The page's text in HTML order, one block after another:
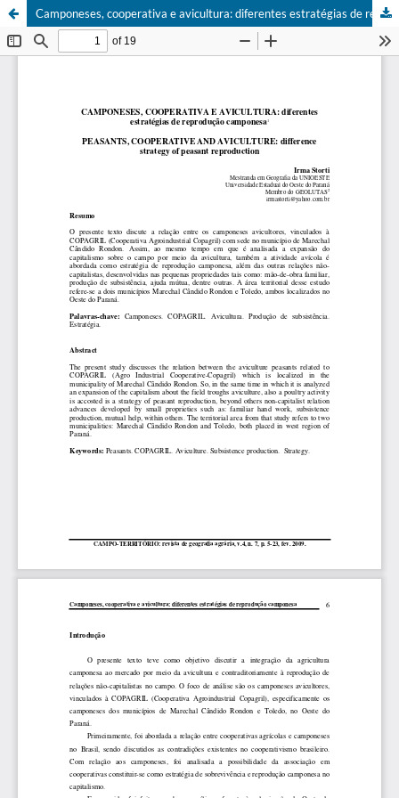
Camponeses, cooperativa e avicultura: diferentes estratégias de reprodução camponesa